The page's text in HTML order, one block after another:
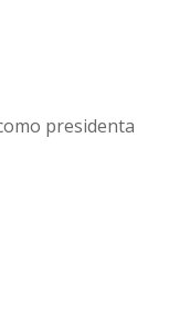
presidenta